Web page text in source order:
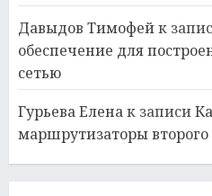
Давыдов Тимофейк
обеспечение для
сетью
Гурьева Еленак записи
маршрутизаторы второго